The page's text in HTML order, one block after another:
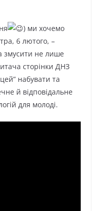
) ми хочемо
6 лютого, –
змусити не лише
сторінки ДНЗ
набувати та
й відповідальне
для молоді.